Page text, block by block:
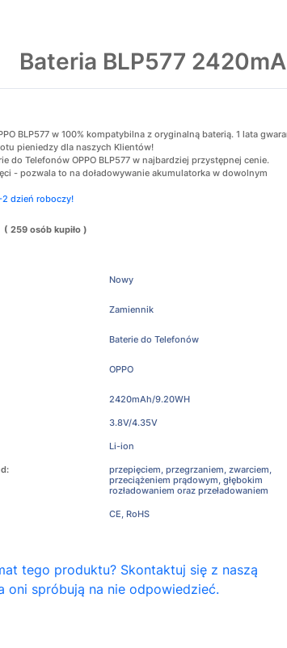
Bateria BLP577
BLP577 w 100% kompatybilna z oryginalną baterią. 1 lata
pieniedzy dla naszych Klientów!
do Telefonów OPPO BLP577 w najbardziej przystępnej cenie.
- pozwala to na doładowywanie akumulatorka w dowolnym
2 dzień roboczy!
( 259 osób kupiło )
Nowy
Zamiennik
Baterie do Telefonów
OPPO
2420mAh/9.20WH
3.8V/4.35V
Li-ion
przepięciem, przegrzaniem, zwarciem,
przeciążeniem prądowym, głębokim
rozładowaniem oraz przeładowaniem
CE, RoHS
tego produktu? Skontaktuj się z naszą
oni spróbują na nie odpowiedzieć.